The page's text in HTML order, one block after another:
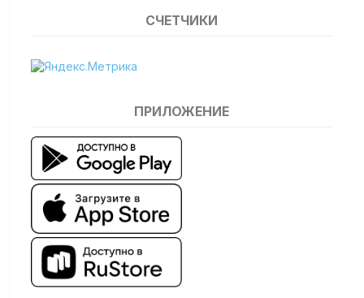
СЧЕТЧИКИ
ПРИЛОЖЕНИЕ